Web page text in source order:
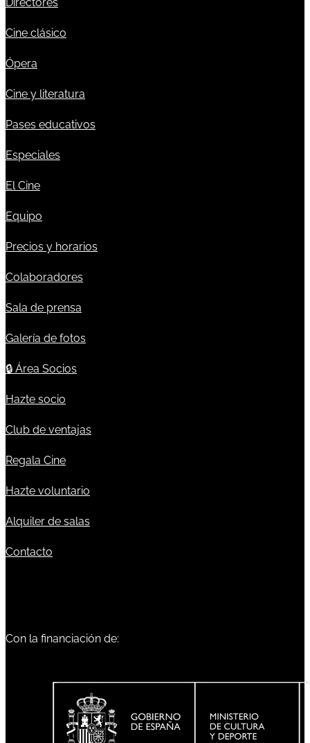
Cine clásico
Ópera
Cine y literatura
Pases educativos
Especiales
El Cine
Equipo
Precios y horarios
Colaboradores
Sala de prensa
Galería de fotos
🔒 Área Socios
Hazte socio
Club de ventajas
Regala Cine
Hazte voluntario
Alquiler de salas
Contacto
Con la financiación de: